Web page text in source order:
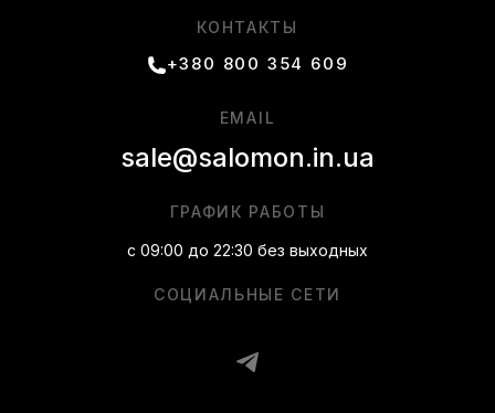
КОНТАКТЫ
+380 800 354 609
СОЦИАЛЬНЫЕ СЕТИ
ГРАФИК РАБОТЫ
с 09:00 до 22:30 без выходных
EMAIL
sale@salomon.in.ua